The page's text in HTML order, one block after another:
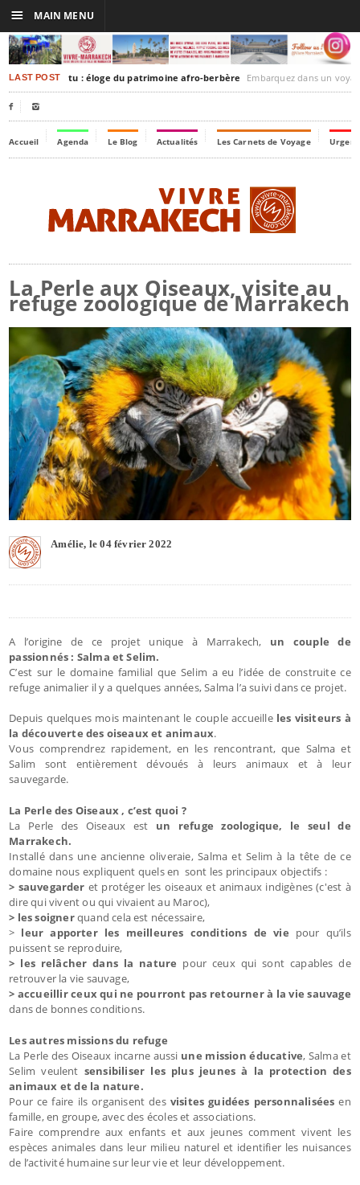
LAST POST
Timbuktu : éloge du patrimoine afro-berbère Embarquez dans un voyage culturel dans le temps,
 
Accueil Agenda Le Blog Actualités Les Carnets de Voyage
La Perle aux Oiseaux, visite au
refuge zoologique de Marrakech
Amélie, le 04 février 2022
A l’origine de ce projet unique à Marrakech, un couple de
passionnés : Salma et Selim.
C’est sur le domaine familial que Selim a eu l’idée de construite ce
refuge animalier il y a quelques années, Salma l’a suivi dans ce projet.
Depuis quelques mois maintenant le couple accueille les visiteurs à
la découverte des oiseaux et animaux.
Vous comprendrez rapidement, en les rencontrant, que Salma et
Salim sont entièrement dévoués à leurs animaux et à leur
sauvegarde.
La Perle des Oiseaux , c’est quoi ?
La Perle des Oiseaux est un refuge zoologique, le seul de
Marrakech.
Installé dans une ancienne oliveraie, Salma et Selim à la tête de ce
domaine nous expliquent quels en sont les principaux objectifs :
> sauvegarder et protéger les oiseaux et animaux indigènes (c'est à
dire qui vivent ou qui vivaient au Maroc),
> les soignerquand cela est nécessaire,
> leur apporter les meilleures conditions de vie pour qu’ils
puissent se reproduire,
> les relâcher dans la nature pour ceux qui sont capables de
retrouver la vie sauvage,
> accueillir ceux qui ne pourront pas retourner à la vie sauvage
dans de bonnes conditions.
Les autres missions du refuge
La Perle des Oiseaux incarne aussi une mission éducative, Salma et
Selim veulent sensibiliser les plus jeunes à la protection des
animaux et de la nature.
Pour ce faire ils organisent des visites guidées personnalisées en
famille, en groupe, avec des écoles et associations.
Faire comprendre aux enfants et aux jeunes comment vivent les
espèces animales dans leur milieu naturel et identifier les nuisances
de l’activité humaine sur leur vie et leur développement.
☰ MAIN MENU